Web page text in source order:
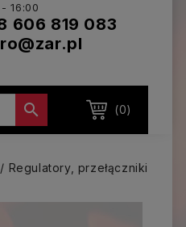
16:00
606 819 083
(0)

Regulatory, przełączniki